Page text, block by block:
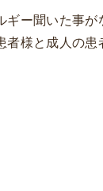
ー聞いた事
様と成人の